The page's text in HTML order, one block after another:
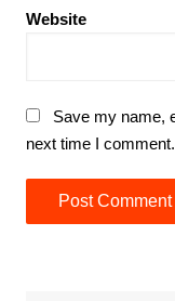
Website
Save my name,
next time I comment.